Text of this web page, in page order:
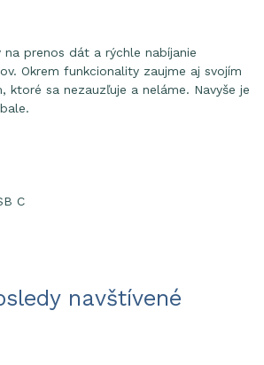
na prenos dát a rýchle nabíjanie
Okrem funkcionality zaujme aj svojím
ktoré sa nezauzľuje a neláme. Navyše je
C
navštívené